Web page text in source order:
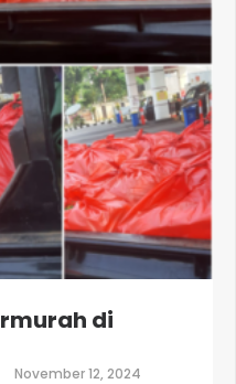
di
November 12, 2024